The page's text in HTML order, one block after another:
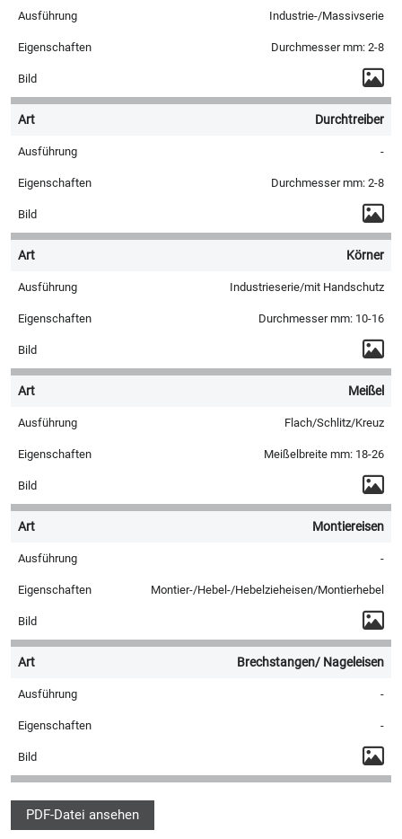
Industrie-/Massivserie
Durchmesser mm: 2-8
Durchtreiber
-
Durchmesser mm: 2-8
Körner
Industrieserie/mit Handschutz
Durchmesser mm: 10-16
Meißel
Flach/Schlitz/Kreuz
Meißelbreite mm: 18-26
Montiereisen
-
Montier-/Hebel-/Hebelzieheisen/Montierhebel
Brechstangen/ Nageleisen
-
-
PDF-Datei ansehen